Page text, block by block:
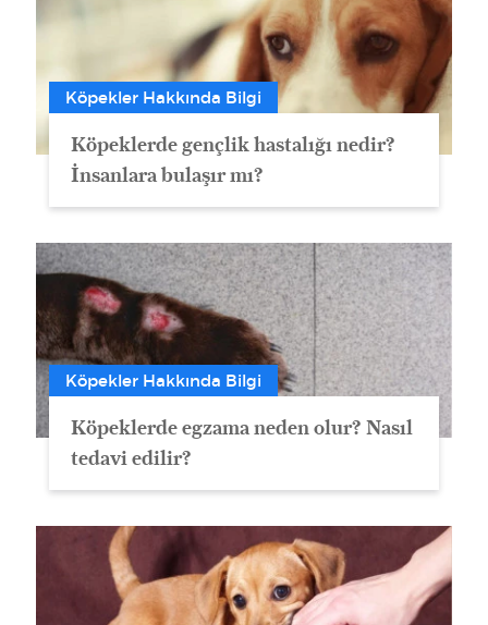
Köpekler Hakkında Bilgi
Köpeklerde gençlik hastalığı nedir?
İnsanlara bulaşır mı?
Köpekler Hakkında Bilgi
Köpeklerde egzama neden olur? Nasıl
tedavi edilir?